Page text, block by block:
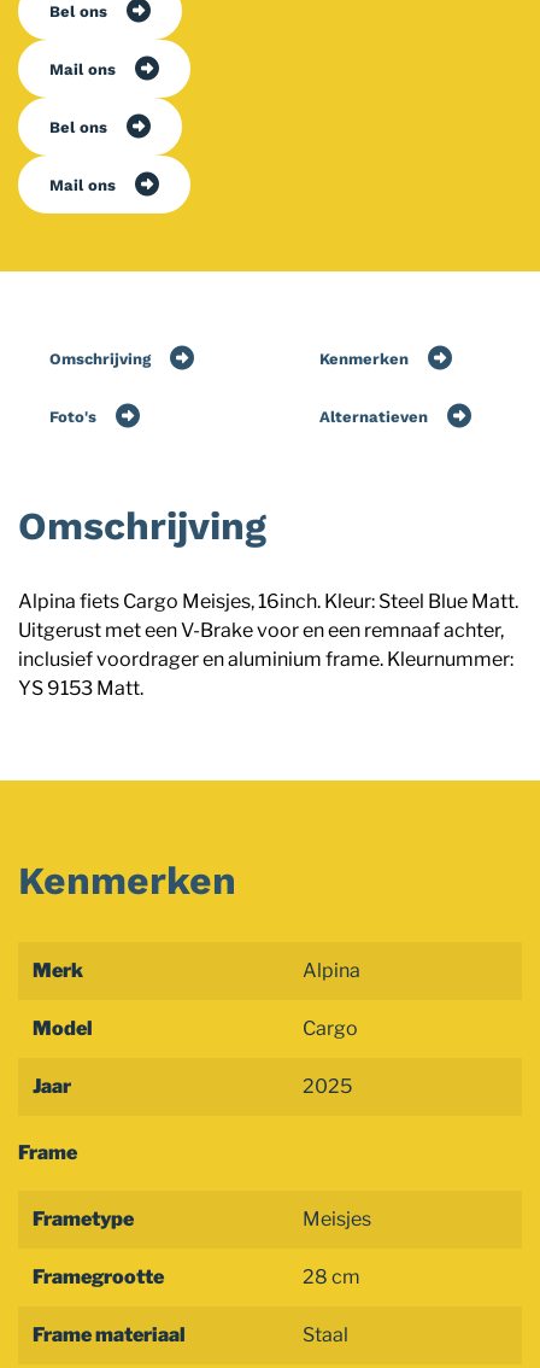
Bel ons
Mail ons
Bel ons
Mail ons
Omschrijving Kenmerken
Foto's Alternatieven
Omschrijving
Alpina fiets Cargo Meisjes, 16inch. Kleur: Steel Blue Matt.
Uitgerust met een V-Brake voor en een remnaaf achter,
inclusief voordrager en aluminium frame. Kleurnummer:
YS 9153 Matt.
Kenmerken
Merk Alpina
Model Cargo
Jaar 2025
Frame
Frametype Meisjes
Framegrootte 28 cm
Frame materiaal Staal